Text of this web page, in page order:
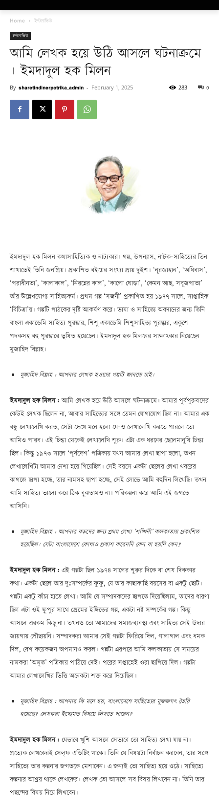
Home ইন্টারভিউ
ইন্টারভিউ
আমি লেখক হয়ে উঠি আসলে ঘটনাক্রমে
| ইমদাদুল হক মিলন
By sharetindinerpotrika_admin - February 1, 2025 0
283
ইমদাদুল হক মিলন কথাসাহিত্যিক ও নাট্যকার। গল্প, উপন্যাস, নাটক—সাহিত্যের তিন
শাখাতেই তিনি জনপ্রিয়। প্রকাশিত বইয়ের সংখ্যা প্রায় দুইশ। ‘নূরজাহান’, ‘অধিবাস’,
‘পরাধীনতা’, ‘কালাকাল’, ‘নিরন্নের কাল’, ‘কালো ঘোড়া’, ‘কেমন আছ, সবুজপাতা’
তাঁর উল্লেখযোগ্য সাহিত্যকর্ম। প্রথম গল্প ‘সজনী’ প্রকাশিত হয় ১৯৭৭ সালে, সাপ্তাহিক
‘বিচিত্রা’য়। গল্পটি পাঠকের দৃষ্টি আকর্ষণ করে। ভাষা ও সাহিত্যে অবদানের জন্য তিনি
বাংলা একাডেমি সাহিত্য পুরস্কার, শিশু একাডেমি শিশুসাহিত্য পুরস্কার, একুশে
পদকসহ বহু পুরস্কারে ভূষিত হয়েছেন। ইমদাদুল হক মিলনের সাক্ষাৎকার নিয়েছেন
মুজাহিদ বিল্লাহ।
মুজাহিদ বিল্লাহ : আপনার লেখক হওয়ার গল্পটি জানতে চাই।
ইমদাদুল হক মিলন :আমি লেখক হয়ে উঠি আসলে ঘটনাক্রমে। আমার পূর্বপুরুষদের
কেউই লেখক ছিলেন না, আবার সাহিত্যের সঙ্গে তেমন যোগাযোগ ছিল না। আমার এক
বন্ধু লেখালেখি করত, সেটা দেখে মনে হলো যে—ও লেখালেখি করতে পারলে তো
আমিও পারব। এই চিন্তা থেকেই লেখালেখি শুরু। এটা এক ধরনের ছেলেমানুষি চিন্তা
ছিল। কিন্তু ১৯৭৩ সালে ‘পূর্বদেশ’ পত্রিকায় যখন আমার লেখা ছাপা হলো, তখন
লেখালেখিটা আমার নেশা হয়ে গিয়েছিল। সেই বয়সে একটা ছেলের লেখা খবরের
কাগজে ছাপা হচ্ছে, তার নামসহ ছাপা হচ্ছে, সেই লোভে আমি বহুদিন লিখেছি। তখন
আমি সাহিত্য ভালো করে ঠিক বুঝতামও না। পরিকল্পনা করে আমি এই জগতে
আসিনি।
মুজাহিদ বিল্লাহ : আপনার বড়দের জন্য প্রথম লেখা ‘শঙ্খিনী’ কলকাতায় প্রকাশিত
হয়েছিল। সেটা বাংলাদেশে কোথাও প্রকাশ করেননি কেন বা হয়নি কেন?
ইমদাদুল হক মিলন : এই গল্পটা ছিল ১৯৭৪ সালের শুরুর দিকে বা শেষ দিককার
কথা। একটা ছেলে তার দুঃসম্পর্কের ফুফু, যে তার কাছাকাছি বয়সের বা একটু ছোট।
গল্পটা একটু কাঁচা হাতে লেখা। আমি যে সম্পাদকদের ছাপতে দিয়েছিলাম, তাদের ধারণা
ছিল এটা ওই ফুপুর সাথে প্রেমের ইঙ্গিতের গল্প, একটা নষ্ট সম্পর্কের গল্প। কিন্তু
আসলে এরকম কিছু না। তখনও তো আমাদের সমাজব্যবস্থা এবং সাহিত্য সেই উদার
জায়গায় পৌঁছায়নি। সম্পাদকরা আমার সেই গল্পটা ফিরিয়ে দিল, গালাগাল এবং ধমক
দিল, বেশ কয়েকজন অপমানও করল। গল্পটা এরপরে আমি কলকাতায় সে সময়ের
নামকরা ‘অমৃত’ পত্রিকায় পাঠিয়ে দেই। পরের সপ্তাহেই ওরা ছাপিয়ে দিল। গল্পটা
আমার লেখালেখির ভিত্তি অনেকটা শক্ত করে দিয়েছিল।
মুজাহিদ বিল্লাহ : আপনার কি মনে হয়, বাংলাদেশে সাহিত্যের মুক্তজগৎ তৈরি
হয়েছে? লেখকরা ইচ্ছেমত বিষয়ে লিখতে পারেন?
ইমদাদুল হক মিলন : যেভাবে খুশি আসলে সেভাবে তো সাহিত্য লেখা যায় না।
প্রত্যেক লেখকেরই সেল্ফ এডিটিং থাকে। তিনি যে বিষয়টা নির্বাচন করবেন, তার সঙ্গে
সাহিত্যে তার কল্পনার জগতকে মেশাবেন। এ জন্যই তো সাহিত্য হয়ে ওঠে। সাহিত্যে
কল্পনার আশ্রয় থাকে লেখকের। লেখক তো আসলে সব বিষয় লিখবেন না। তিনি তার
পছন্দের বিষয় নিয়ে লিখবেন।